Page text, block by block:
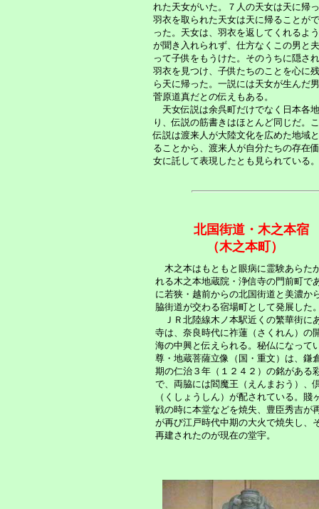
れた天女がいた。７人の天女は天に帰
羽衣を取られた天女は天に帰ることが
った。天女は、羽衣を返してくれるよ
が聞き入れられず、仕方なくこの男と
って子供をもうけた。そのうちに隠さ
羽衣を見つけ、子供たちのことを心に
ら天に帰った。一説には天女が生んだ
菅原道真だとの伝えもある。
天女伝説は余呉町だけでなく日本各
り、伝説の筋書きはほとんど同じだ。
伝説は渡来人が大陸文化を広めた地域
ることから、渡来人が自分たちの存在
女に託して表現したとも見られている。
北国街道・木之本宿
（木之本町）
木之本はもともと眼病に霊験あらた
れる木之本地蔵院・浄信寺の門前町で
に若狭・越前からの北国街道と美濃か
脇街道が交わる宿場町として発展した
ＪＲ北陸線木ノ本駅近くの繁華街に
寺は、奈良時代に祚蓮（さくれん）の
海の中興と伝えられる。秘仏になって
尊・地蔵菩薩立像（国・重文）は、鎌
期の仁治３年（１２４２）の銘がある
で、両脇には閻魔王（えんまおう）、
（くしょうしん）が配されている。賤
戦の時に本堂などを焼失、豊臣秀吉が
が再び江戸時代中期の大火で焼失し、
再建されたのが現在の堂宇。